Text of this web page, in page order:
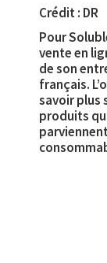
Crédit : DR
Pour
vente en
de son
français.
savoir plus
produits